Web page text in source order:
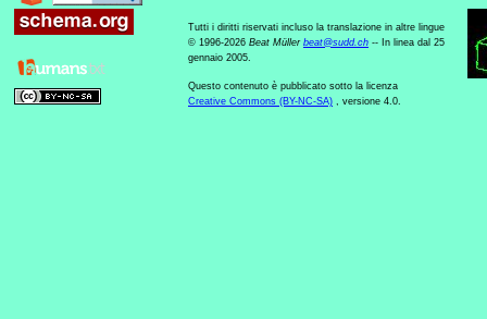
Tutti i diritti riservati incluso la translazione in altre lingue
© 1996-2026 Beat Müller beat@sudd.ch -- In linea dal 25
gennaio 2005.
Questo contenuto è pubblicato sotto la licenza
Creative Commons (BY-NC-SA) , versione 4.0.